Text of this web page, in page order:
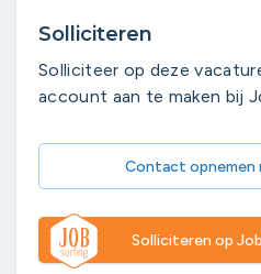
Solliciteren
Solliciteer op deze
account aan te maken bij
Contact
Solliciteren op